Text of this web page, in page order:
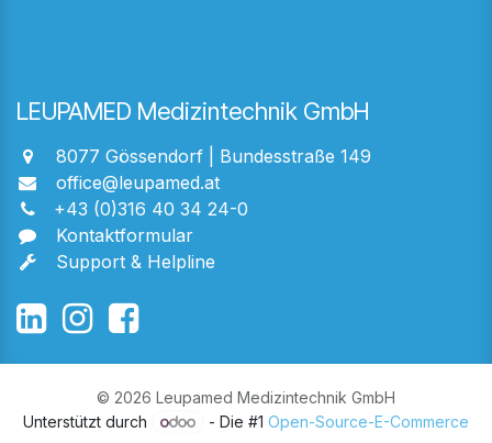
LEUPAMED Medizintechnik GmbH
8077 Gössendorf | Bundesstraße 149
office@leupamed.at
+43 (0)316 40 34 24-0
Kontaktformular
Support & Helpline
© 2026 Leupamed Medizintechnik GmbH
Unterstützt durch
- Die #1Open-Source-E-Commerce